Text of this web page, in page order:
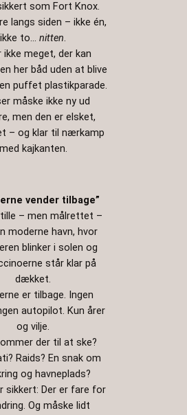
som Fort Knox.
langs siden – ikke én,
ikke to… nitten.
ikke meget, der kan
her båd uden at blive
puffet plastikparade.
måske ikke ny ud
men den er elsket,
– og klar til nærkamp
med kajkanten.
vender tilbage”
– men målrettet –
moderne havn, hvor
blinker i solen og
står klar på
dækket.
er tilbage. Ingen
autopilot. Kun årer
og vilje.
der til at ske?
Raids? En snak om
og havneplads?
sikkert: Der er fare for
Og måske lidt